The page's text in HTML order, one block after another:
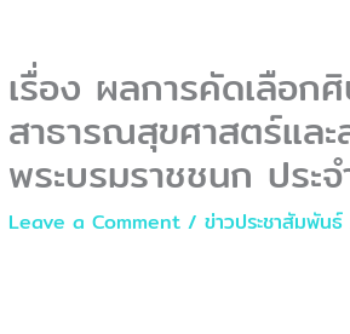
เรื่อง ผลการคัดเลือก
สาธารณสุขศาสตร์แล
พระบรมราชชนก ประ
Leave a Comment / ข่าวประชาสัมพันธ์